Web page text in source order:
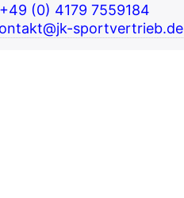
(0) 4179 7559184
sportvertrieb.de